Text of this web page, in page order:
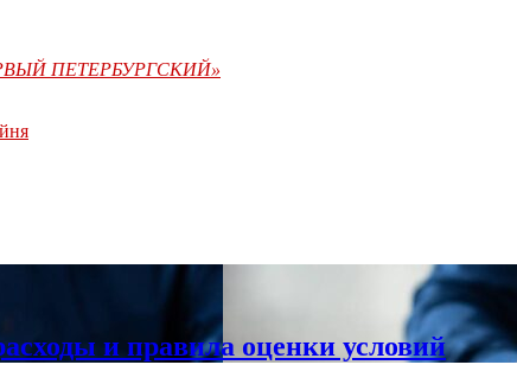
ПЕТЕРБУРГСКИЙ»
и правила оценки условий